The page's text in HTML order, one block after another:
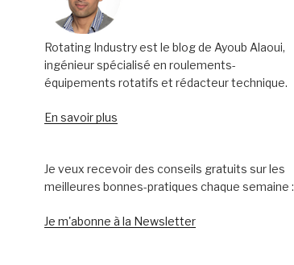
Rotating Industry est le blog de Ayoub Alaoui,
ingénieur spécialisé en roulements-
équipements rotatifs et rédacteur technique.
En savoir plus
Je veux recevoir des conseils gratuits sur les
meilleures bonnes-pratiques chaque semaine :
Je m'abonne à la Newsletter